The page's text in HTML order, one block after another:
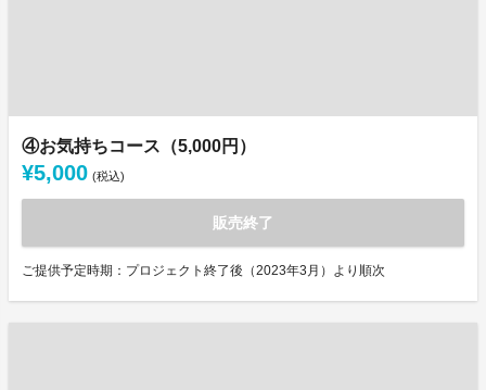
④お気持ちコース（5,000円）
¥5,000 (税込)
販売終了
ご提供予定時期：プロジェクト終了後（2023年3月）より順次